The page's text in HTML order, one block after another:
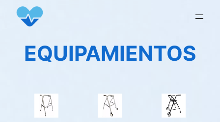
Saltar
EQUIPAMIENTOS